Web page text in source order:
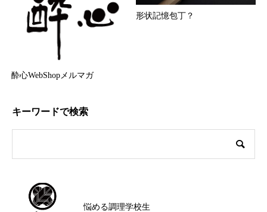
酔心WebShopメルマガ
形状記憶包丁？
キーワードで検索
悩める調理学校生